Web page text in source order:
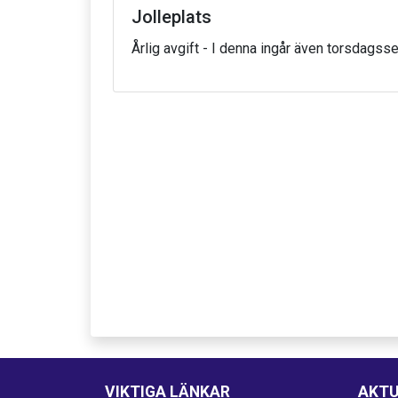
Jolleplats
Årlig avgift - I denna ingår även
VIKTIGA LÄNKAR